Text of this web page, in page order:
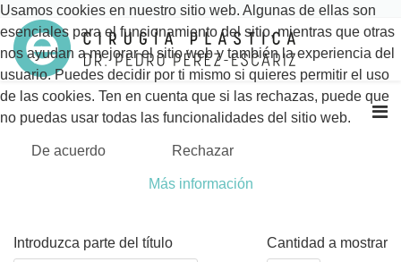
Introduzca parte del título Cantidad a mostrar
Usamos cookies en nuestro sitio web. Algunas de ellas son
esenciales para el funcionamiento del sitio, mientras que otras
nos ayudan a mejorar el sitio web y también la experiencia del
usuario. Puedes decidir por ti mismo si quieres permitir el uso
de las cookies. Ten en cuenta que si las rechazas, puede que
no puedas usar todas las funcionalidades del sitio web.
De acuerdo Rechazar
Más información